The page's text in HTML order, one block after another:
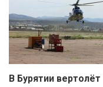
В Бурятии